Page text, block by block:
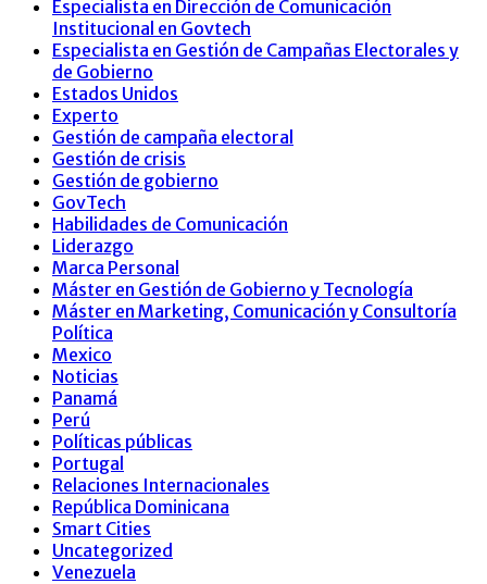
Especialista en Dirección de Comunicación
Institucional en Govtech
Especialista en Gestión de Campañas Electorales y
de Gobierno
Estados Unidos
Experto
Gestión de campaña electoral
Gestión de crisis
Gestión de gobierno
GovTech
Habilidades de Comunicación
Liderazgo
Marca Personal
Máster en Gestión de Gobierno y Tecnología
Máster en Marketing, Comunicación y Consultoría
Política
Mexico
Noticias
Panamá
Perú
Políticas públicas
Portugal
Relaciones Internacionales
República Dominicana
Smart Cities
Uncategorized
Venezuela